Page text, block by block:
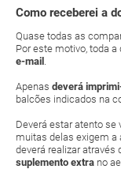
Como receberei a
Quase todas as
Por este motivo, toda
e-mail .
Apenas deverá
balcões indicados na
Deverá estar atento
muitas delas exigem a
deverá realizar através
suplemento extra no